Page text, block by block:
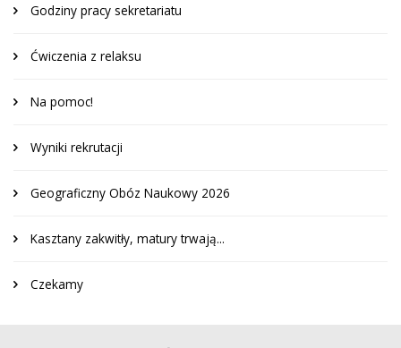
Godziny pracy sekretariatu
Ćwiczenia z relaksu
Na pomoc!
Wyniki rekrutacji
Geograficzny Obóz Naukowy 2026
Kasztany zakwitły, matury trwają...
Czekamy